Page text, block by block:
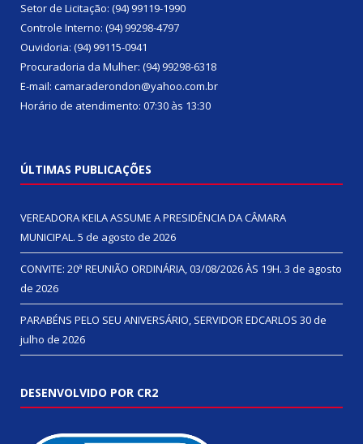
Setor de Licitação: (94) 99119-1990
Controle Interno: (94) 99298-4797
Ouvidoria: (94) 99115-0941
Procuradoria da Mulher: (94) 99298-6318
E-mail: camaraderondon@yahoo.com.br
Horário de atendimento: 07:30 às 13:30
ÚLTIMAS PUBLICAÇÕES
VEREADORA KEILA ASSUME A PRESIDÊNCIA DA CÂMARA
MUNICIPAL. 5 de agosto de 2026
CONVITE: 20ª REUNIÃO ORDINÁRIA, 03/08/2026 ÀS 19H. 3 de agosto
de 2026
PARABÉNS PELO SEU ANIVERSÁRIO, SERVIDOR EDCARLOS 30 de
julho de 2026
DESENVOLVIDO POR CR2